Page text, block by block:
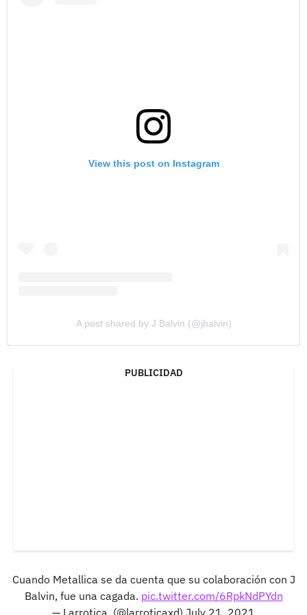
View this post on Instagram
A post shared by J Balvin (@jbalvin)
PUBLICIDAD
Cuando Metallica se da cuenta que su colaboración con J
Balvin, fue una cagada. pic.twitter.com/6RpkNdPYdn